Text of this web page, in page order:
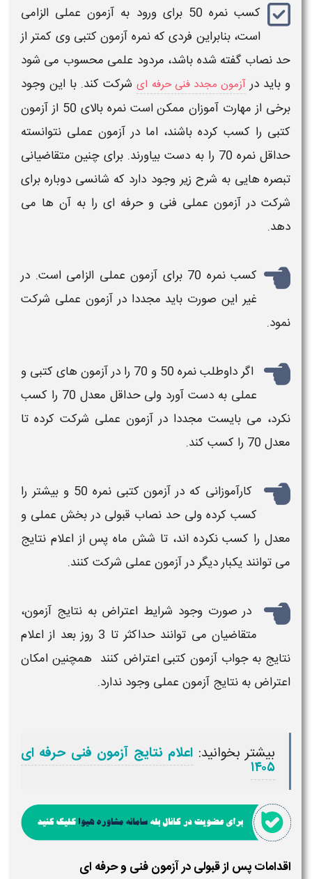
کسبنمره آزمون عملی الزامی
است، بنابراین فردی کهنمره آزمون کتبی وی کمتر از
حد نصاب گفته شده باشد، مردود علمی محسوب می شود
و باید درآزمون مجدد فنی حرفه ایشرکت کند. با این وجود
برخی از مهارت آموزان ممکن استنمرهبالای 50 از
آزمون
کتبی را کسب کرده باشند، اما در آزمون عملی نتوانسته
حداقلنمره
70 را به دست بیاورند. برای چنین متقاضیانی
تبصره هایی به شرح زیر وجود دارد که شانسی دوباره برای
شرکت در آزمون عملی فنی و حرفه ای را به آن ها می
دهد.
کسبنمره 70 برای آزمون عملی الزامی است. در
غیر این صورت باید مجددا درآزمون عملی شرکت
نمود.
اگر داوطلبنمره 50 و 70 را در آزمون های کتبی و
عملی به دست آورد ولی حداقل معدل
70 را کسب
نکرد، می بایست مجددا در آزمون عملی شرکت کرده تا
معدل 70 را کسب کند.
کارآموزانی که در آزمون کتبینمره
50 و بیشتر را
کسب کرده ولی حد نصاب قبولی در بخش عملی و
معدل را کسب نکرده اند، تا شش ماه پس از اعلام نتایج
می توانند یکبار دیگر درآزمون عملی شرکت کنند.
در صورت وجود شرایط اعتراض به نتایج آزمون،
متقاضیان می توانند حداکثر تا 3 روز بعد از اعلام
نتایج به جواب آزمون کتبی اعتراض کنند همچنین امکان
اعتراض به نتایج آزمون عملی وجود ندارد.
بیشتر بخوانید: اعلام نتایج آزمون فنی حرفه ای
۱۴۰۵
اقدامات پس از قبولی در آزمون فنی و حرفه ای